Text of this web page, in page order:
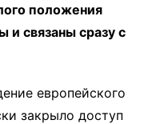
положения
и связаны сразу с
европейского
закрыло доступ